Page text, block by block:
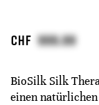
CHF
BioSilk Silk
einen